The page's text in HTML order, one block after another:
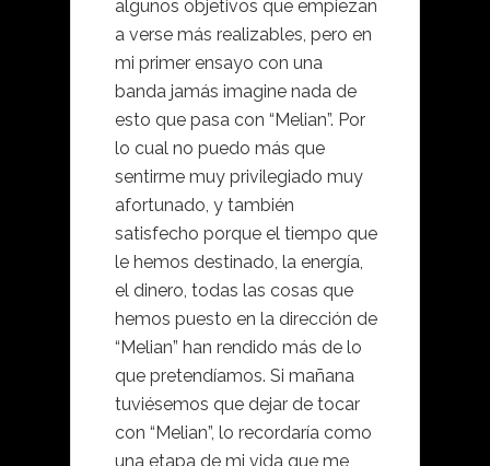
algunos objetivos que empiezan
a verse más realizables, pero en
mi primer ensayo con una
banda jamás imagine nada de
esto que pasa con “Melian”. Por
lo cual no puedo más que
sentirme muy privilegiado muy
afortunado, y también
satisfecho porque el tiempo que
le hemos destinado, la energía,
el dinero, todas las cosas que
hemos puesto en la dirección de
“Melian” han rendido más de lo
que pretendíamos. Si mañana
tuviésemos que dejar de tocar
con “Melian”, lo recordaría como
una etapa de mi vida que me